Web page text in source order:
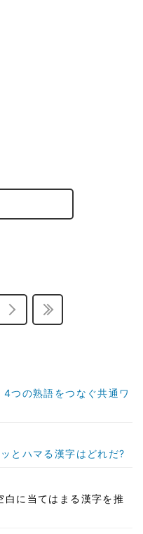
4つの熟語をつなぐ共通ワ
とハマる漢字はどれだ?
白に当てはまる漢字を推